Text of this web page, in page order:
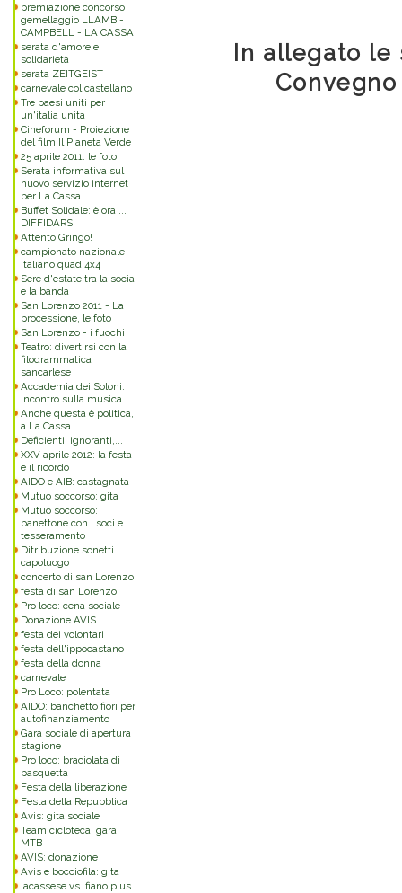
premiazione concorso
gemellaggio LLAMBI-
CAMPBELL - LA CASSA
serata d'amore e
solidarietà
serata ZEITGEIST
carnevale col castellano
Tre paesi uniti per
un'italia unita
Cineforum - Proiezione
del film Il Pianeta Verde
25 aprile 2011: le foto
Serata informativa sul
nuovo servizio internet
per La Cassa
Buffet Solidale: è ora ...
DIFFIDARSI
Attento Gringo!
campionato nazionale
italiano quad 4x4
Sere d'estate tra la socia
e la banda
San Lorenzo 2011 - La
processione, le foto
San Lorenzo - i fuochi
Teatro: divertirsi con la
filodrammatica
sancarlese
Accademia dei Soloni:
incontro sulla musica
Anche questa è politica,
a La Cassa
Deficienti, ignoranti,...
XXV aprile 2012: la festa
e il ricordo
AIDO e AIB: castagnata
Mutuo soccorso: gita
Mutuo soccorso:
panettone con i soci e
tesseramento
Ditribuzione sonetti
capoluogo
concerto di san Lorenzo
festa di san Lorenzo
Pro loco: cena sociale
Donazione AVIS
festa dei volontari
festa dell'ippocastano
festa della donna
carnevale
Pro Loco: polentata
AIDO: banchetto fiori per
autofinanziamento
Gara sociale di apertura
stagione
Pro loco: braciolata di
pasquetta
Festa della liberazione
Festa della Repubblica
Avis: gita sociale
Team cicloteca: gara
MTB
AVIS: donazione
Avis e bocciofila: gita
lacassese vs. fiano plus
In allegato